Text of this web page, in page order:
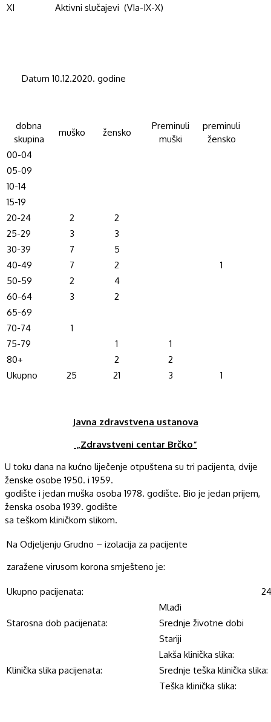
XI
Aktivni slučajevi (VIa-IX-X)
Datum 10.12.2020. godine
dobna
skupina
muško žensko
Preminuli
muški
preminuli
žensko
00-04
05-09
10-14
15-19
20-24
2
2
25-29
3
3
30-39
7
5
40-49
7 2
1
50-59
2
4
60-64
3
2
65-69
70-74
1
75-79
1
1
80+
2
2
Ukupno
25 21 3 1
Javna zdravstvena ustanova
„Zdravstveni centar Brčko“
U toku dana na kućno liječenje otpuštena su tri pacijenta, dvije
ženske osobe 1950. i 1959.
godište i jedan muška osoba 1978. godište. Bio je jedan prijem,
ženska osoba 1939. godište
sa teškom kliničkom slikom.
Na Odjeljenju Grudno – izolacija za pacijente
zaražene virusom korona smješteno je:
Ukupno pacijenata: 24
Starosna dob pacijenata:
Mlađi
Srednje životne dobi
Stariji
Klinička slika pacijenata:
Lakša klinička slika:
Srednje teška klinička slika:
Teška klinička slika: